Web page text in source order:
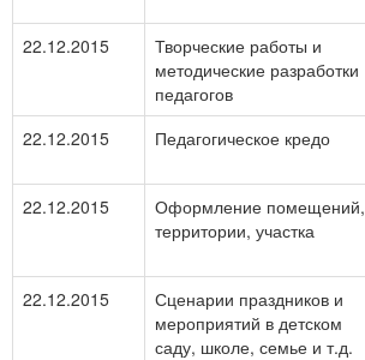
22.12.2015
Творческие работы и
методические разработки
педагогов
22.12.2015 Педагогическое кредо
22.12.2015
Оформление помещений,
территории, участка
22.12.2015
Сценарии праздников и
мероприятий в детском
саду, школе, семье и т.д.